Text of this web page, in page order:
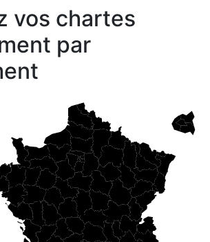
vos chartes
par